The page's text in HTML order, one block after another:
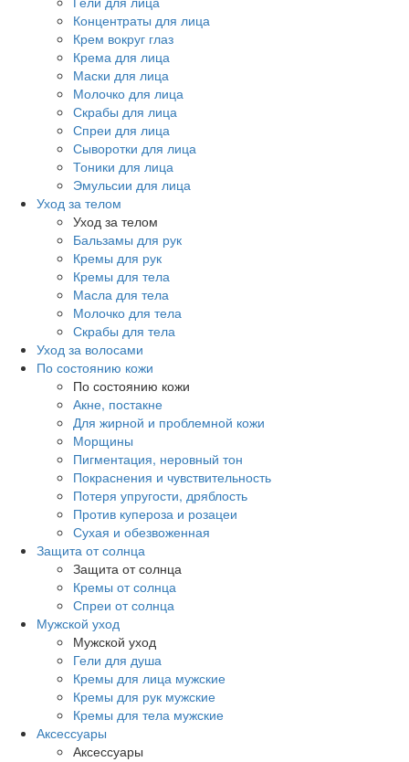
Концентраты для лица
Крем вокруг глаз
Крема для лица
Маски для лица
Молочко для лица
Скрабы для лица
Спреи для лица
Сыворотки для лица
Тоники для лица
Эмульсии для лица
Уход за телом
Уход за телом
Бальзамы для рук
Кремы для рук
Кремы для тела
Масла для тела
Молочко для тела
Скрабы для тела
Уход за волосами
По состоянию кожи
По состоянию кожи
Акне, постакне
Для жирной и проблемной кожи
Морщины
Пигментация, неровный тон
Покраснения и чувствительность
Потеря упругости, дряблость
Против купероза и розацеи
Сухая и обезвоженная
Защита от солнца
Защита от солнца
Кремы от солнца
Спреи от солнца
Мужской уход
Мужской уход
Гели для душа
Кремы для лица мужские
Кремы для рук мужские
Кремы для тела мужские
Аксессуары
Аксессуары